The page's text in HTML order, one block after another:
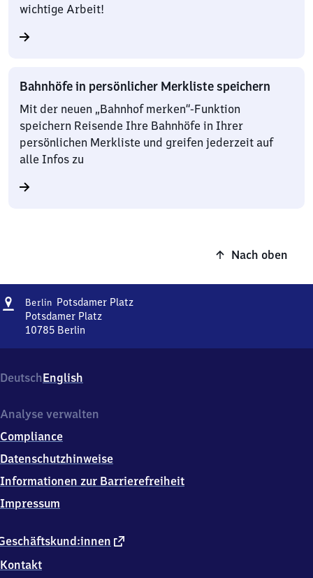
wichtige Arbeit!
Bahnhöfe in persönlicher Merkliste speichern
Mit der neuen „Bahnhof merken“-Funktion
speichern Reisende Ihre Bahnhöfe in Ihrer
persönlichen Merkliste und greifen jederzeit auf
alle Infos zu
Nach oben
Adresse
Berlin Potsdamer PlatzBerlin
Potsdamer Platz
10785 Berlin
Platz,
Potsdamer
1
7
8
Berlin
DeutschEnglish
externer
Kontakt
Analyse verwalten
Compliance
Datenschutzhinweise
Informationen zur Barrierefreiheit
Impressum